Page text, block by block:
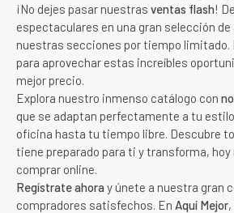
¡No dejes pasar nuestras ventas flash!
espectaculares en una gran selección
nuestras secciones por tiempo
para aprovechar estas increíbles
mejor precio.
Explora nuestro inmenso catálogo con
que se adaptan perfectamente a tu
oficina hasta tu tiempo libre. Descubre
tiene preparado para ti y transforma,
comprar online.
Regístrate ahora y únete a nuestra gran
compradores satisfechos. En Aquí Mejor